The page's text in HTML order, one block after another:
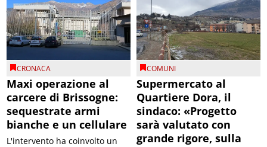
CRONACA
Maxi operazione al
carcere di Brissogne:
sequestrate armi
bianche e un cellulare
L'intervento ha coinvolto un
COMUNI
Supermercato al
Quartiere Dora, il
sindaco: «Progetto
sarà valutato con
grande rigore, sulla